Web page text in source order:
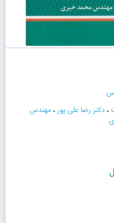
،دکتر رضا علی پور،مهندس